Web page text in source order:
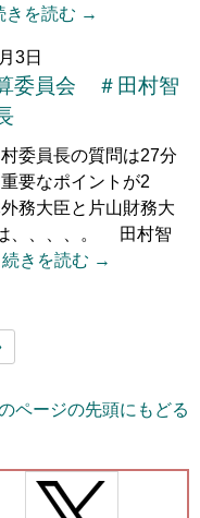
きを読む →
3日
委員会 ＃田村智
委員長の質問は27分
要なポイントが2
務大臣と片山財務大
、、、、。 田村智
続きを読む →
ページの先頭にもどる